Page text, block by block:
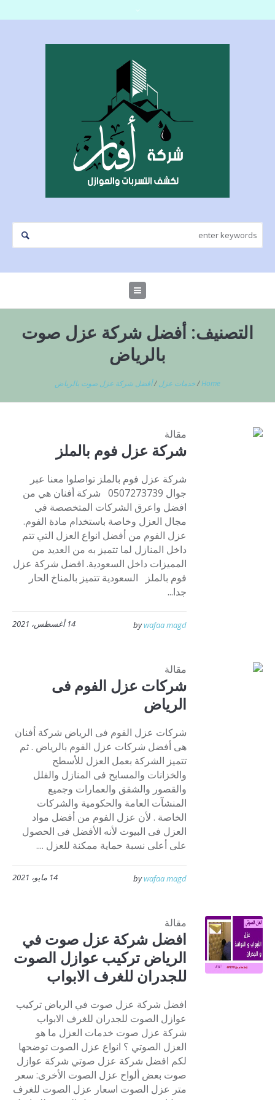
التصنيف: أفضل شركة عزل صوت
بالرياض
Home
/خدمات عزل /أفضل شركة عزل صوت بالرياض
مقالة
شركة عزل فوم بالملز
شركة عزل فوم بالملز تواصلوا معنا عبر
جوال 0507273739 شركة أفنان هي من
افضل واعرق الشركات المتخصصة في
مجال العزل وخاصة باستخدام مادة الفوم.
عزل الفوم من أفضل انواع العزل التي تتم
داخل المنازل لما تتميز به من العديد من
المميزات داخل السعودية. افضل شركة عزل
فوم بالملز السعودية تتميز بالمناخ الحار
جدا...
14 أغسطس، 2021 bywafaa magd
مقالة
شركات عزل الفوم فى
الرياض
شركات عزل الفوم فى الرياض شركة أفنان
هى أفضل شركات عزل الفوم بالرياض . ثم
تتميز الشركة بعمل العزل للأسطح
والخزانات والمسابح فى المنازل والفلل
والقصور والشقق والعمارات وجميع
المنشآت العامة والحكومية والشركات
الخاصة . لأن عزل الفوم من أفضل مواد
العزل فى البيوت لأنه الأفضل فى الحصول
على أعلى نسبة حماية ممكنة للعزل ....
14 مايو، 2021 bywafaa magd
مقالة
افضل شركة عزل صوت في
الرياض تركيب عوازل الصوت
للجدران للغرف الابواب
افضل شركة عزل صوت في الرياض تركيب
عوازل الصوت للجدران للغرف الابواب
شركة عزل صوت خدمات العزل ما هو
العزل الصوتي ؟ انواع عزل الصوت توضحها
لكم افضل شركة عزل صوتي شركة عوازل
صوت بعض ألواح عزل الصوت الأخرى: سعر
متر عزل الصوت اسعار عزل الصوت للغرف